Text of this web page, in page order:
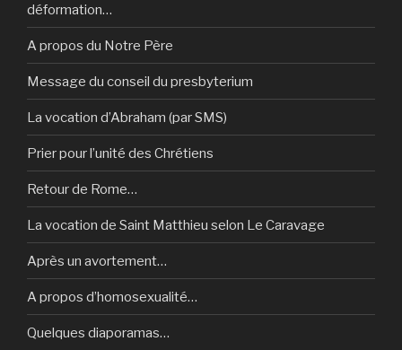
déformation…
A propos du Notre Père
Message du conseil du presbyterium
La vocation d’Abraham (par SMS)
Prier pour l’unité des Chrétiens
Retour de Rome…
La vocation de Saint Matthieu selon Le Caravage
Après un avortement…
A propos d’homosexualité…
Quelques diaporamas…